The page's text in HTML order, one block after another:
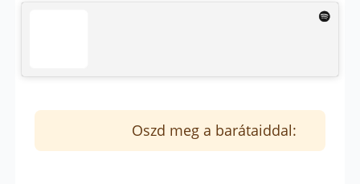
Oszd meg a barátaiddal: